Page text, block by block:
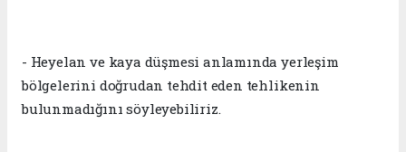
- Heyelan ve kaya düşmesi anlamında yerleşim
bölgelerini doğrudan tehdit eden tehlikenin
bulunmadığını söyleyebiliriz.